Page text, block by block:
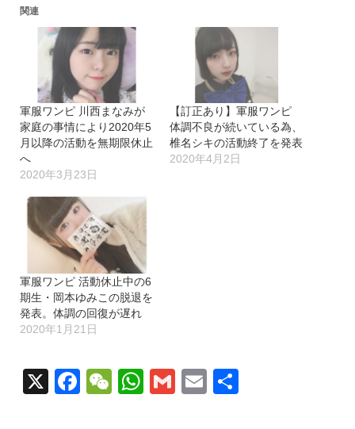
込
み
関連
軍服ワンピ 川西まなみが
家庭の事情により2020年5
月以降の活動を無期限休止
へ
2020年3月23日
【訂正あり】軍服ワンピ
体調不良が続いている為、
椎名シキの活動終了を発表
2020年4月2日
軍服ワンピ 活動休止中の6
期生・岡本ゆみこの脱退を
発表。体調の回復が遅れ
2020年1月21日
X Facebook
WeChat
WhatsApp
GmailEmail